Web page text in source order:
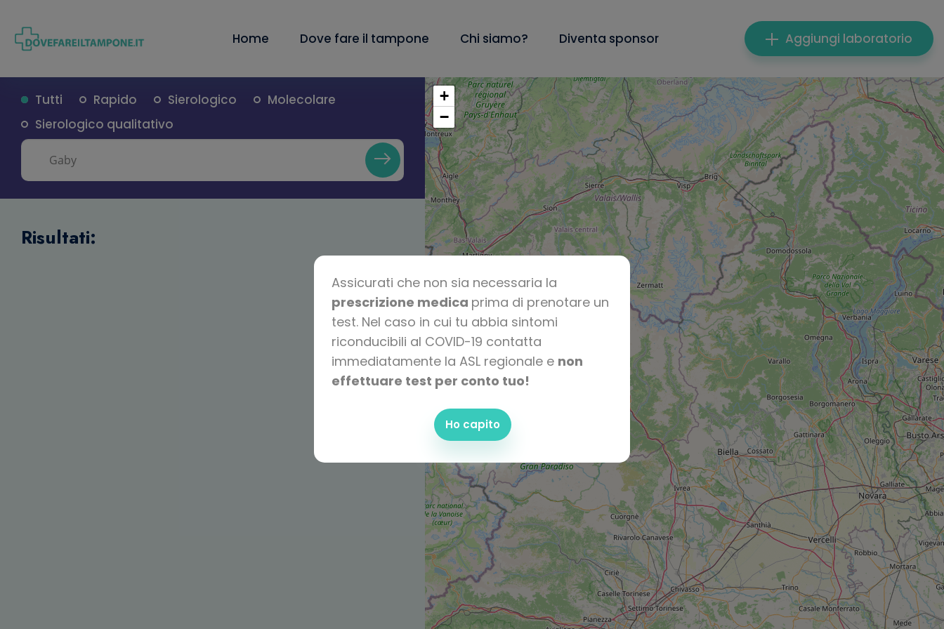
Assicurati che non sia necessaria la
prescrizione medica prima di prenotare un
test. Nel caso in cui tu abbia sintomi
riconducibili al COVID-19 contatta
immediatamente la ASL regionale e non
effettuare test per conto tuo!
Ho capito
Home Dove fare il tampone Chi siamo? Diventa sponsor Aggiungi laboratorio
Tutti Rapido Sierologico
Molecolare
Sierologico qualitativo
Risultati:
+
−